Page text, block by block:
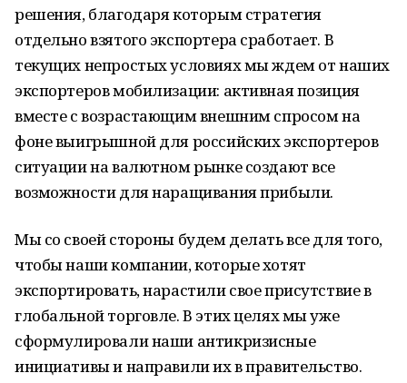
решения, благодаря которым стратегия
отдельно взятого экспортера сработает. В
текущих непростых условиях мы ждем от наших
экспортеров мобилизации: активная позиция
вместе с возрастающим внешним спросом на
фоне выигрышной для российских экспортеров
ситуации на валютном рынке создают все
возможности для наращивания прибыли.
Мы со своей стороны будем делать все для того,
чтобы наши компании, которые хотят
экспортировать, нарастили свое присутствие в
глобальной торговле. В этих целях мы уже
сформулировали наши антикризисные
инициативы и направили их в правительство.